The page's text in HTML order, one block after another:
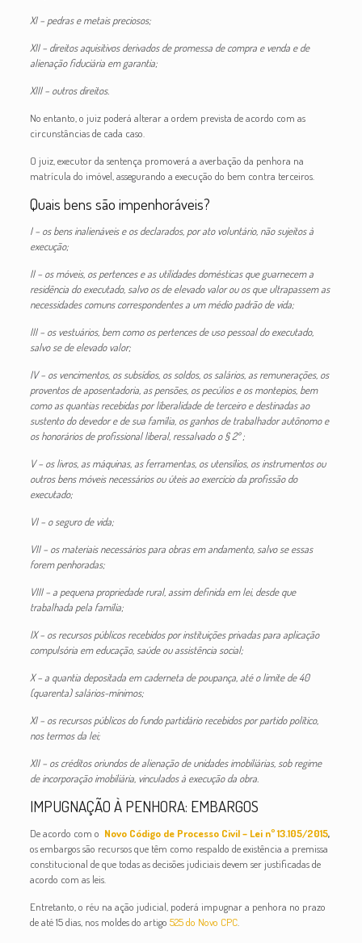
XI – pedras e metais preciosos;
XII – direitos aquisitivos derivados de promessa de compra e venda e de
alienação fiduciária em garantia;
XIII – outros direitos.
No entanto, o juiz poderá alterar a ordem prevista de acordo com as
circunstâncias de cada caso.
O juiz, executor da sentença promoverá a averbação da penhora na
matrícula do imóvel, assegurando a execução do bem contra terceiros.
Quais bens são impenhoráveis?
I – os bens inalienáveis e os declarados, por ato voluntário, não sujeitos à
execução;
II – os móveis, os pertences e as utilidades domésticas que guarnecem a
residência do executado, salvo os de elevado valor ou os que ultrapassem as
necessidades comuns correspondentes a um médio padrão de vida;
III – os vestuários, bem como os pertences de uso pessoal do executado,
salvo se de elevado valor;
IV – os vencimentos, os subsídios, os soldos, os salários, as remunerações, os
proventos de aposentadoria, as pensões, os pecúlios e os montepios, bem
como as quantias recebidas por liberalidade de terceiro e destinadas ao
sustento do devedor e de sua família, os ganhos de trabalhador autônomo e
os honorários de profissional liberal, ressalvado o § 2º ;
V – os livros, as máquinas, as ferramentas, os utensílios, os instrumentos ou
outros bens móveis necessários ou úteis ao exercício da profissão do
executado;
VI – o seguro de vida;
VII – os materiais necessários para obras em andamento, salvo se essas
forem penhoradas;
VIII – a pequena propriedade rural, assim definida em lei, desde que
trabalhada pela família;
IX – os recursos públicos recebidos por instituições privadas para aplicação
compulsória em educação, saúde ou assistência social;
X – a quantia depositada em caderneta de poupança, até o limite de 40
(quarenta) salários-mínimos;
XI – os recursos públicos do fundo partidário recebidos por partido político,
nos termos da lei;
XII – os créditos oriundos de alienação de unidades imobiliárias, sob regime
de incorporação imobiliária, vinculados à execução da obra.
IMPUGNAÇÃO À PENHORA: EMBARGOS
De acordo com o Novo Código de Processo Civil – Lei nº 13.105/2015,
os embargos são recursos que têm como respaldo de existência a premissa
constitucional de que todas as decisões judiciais devem ser justificadas de
acordo com as leis.
Entretanto, o réu na ação judicial, poderá impugnar a penhora no prazo
de até 15 dias, nos moldes do artigo525 do Novo CPC